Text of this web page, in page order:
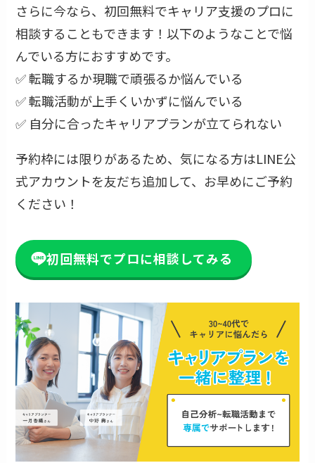
さらに今なら、初回無料でキャリア支援のプロに
相談することもできます！以下のようなことで悩
んでいる方におすすめです。
✅ 転職するか現職で頑張るか悩んでいる
✅ 転職活動が上手くいかずに悩んでいる
✅ 自分に合ったキャリアプランが立てられない
予約枠には限りがあるため、気になる方はLINE公
式アカウントを友だち追加して、お早めにご予約
ください！
初回無料でプロに相談してみる